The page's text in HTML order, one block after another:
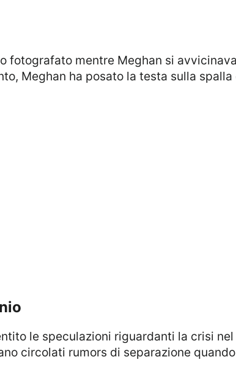
Meghan ha posato la testa sulla
circolati rumors di separazione